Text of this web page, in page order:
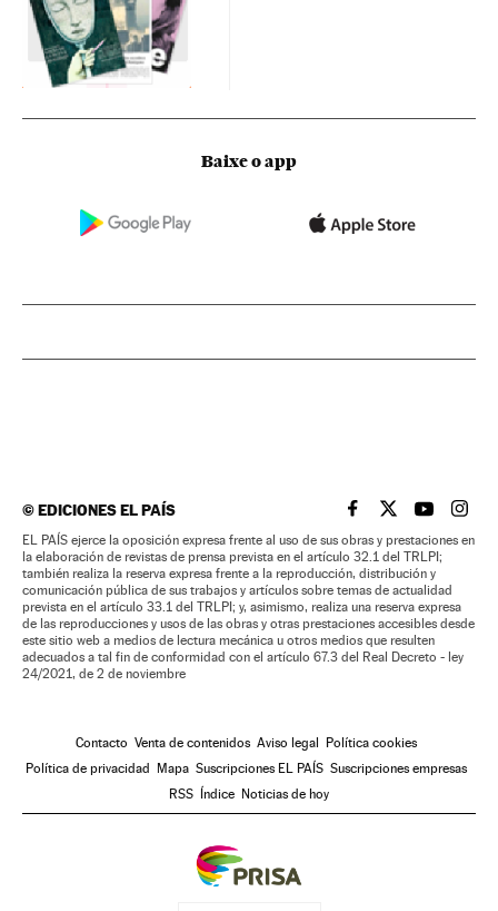
Baixe o app
©EDICIONES EL PAÍS EL PAÍS BRASIL EN
EL PAÍSEL PAÍS
EL
EL PAÍS ejerce la oposición expresa frente al uso de sus obras y prestaciones en
la elaboración de revistas de prensa prevista en el artículo 32.1 del TRLPI;
también realiza la reserva expresa frente a la reproducción, distribución y
comunicación pública de sus trabajos y artículos sobre temas de actualidad
prevista en el artículo 33.1 del TRLPI; y, asimismo, realiza una reserva expresa
de las reproducciones y usos de las obras y otras prestaciones accesibles desde
este sitio web a medios de lectura mecánica u otros medios que resulten
adecuados a tal fin de conformidad con el artículo 67.3 del Real Decreto - ley
24/2021, de 2 de noviembre
Contacto Venta de contenidos Aviso legal Política cookies
Política de privacidad Mapa Suscripciones EL PAÍS Suscripciones empresas
RSS Índice Noticias de hoy